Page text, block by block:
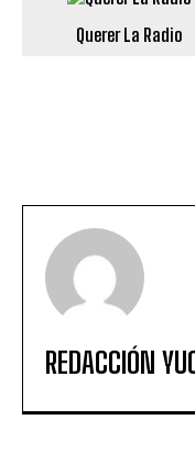
Querer La Radio
REDACCIÓN